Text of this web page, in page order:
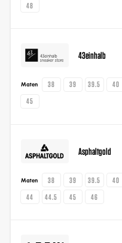
48
43einhalb
Maten 38 39 39.5 40
45
Asphaltgold
Maten 38 39 39.5 40
44
44.5 45 46